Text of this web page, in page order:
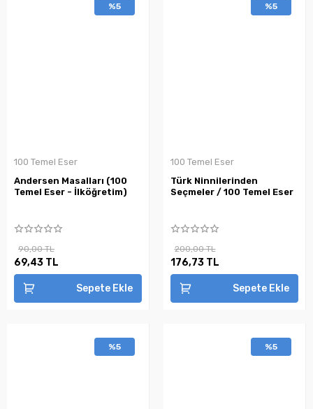
%5
100 Temel Eser
Andersen Masalları (100
Temel Eser - İlköğretim)
90,00 TL
69,43 TL
Sepete Ekle
%5
100 Temel Eser
Türk Ninnilerinden
Seçmeler / 100 Temel Eser
200,00 TL
176,73 TL
Sepete Ekle
%5 %5